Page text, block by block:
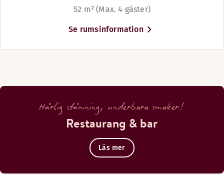
52 m² (Max. 4 gäster)
Se rumsinformation
Härlig stämning, underbara smaker!
Restaurang & bar
Läs mer